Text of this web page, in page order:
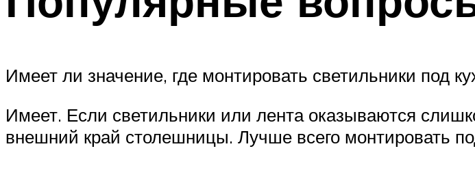
Имеет ли значение, где монтировать светильники под
Имеет. Если светильники или лента оказываются
внешний край столешницы. Лучше всего монтировать